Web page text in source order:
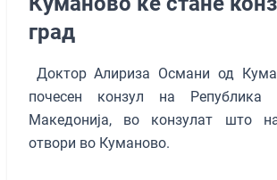
град
Доктор Алириза Османи од
почесен конзул на Република
Македонија, во конзулат што
отвори во Куманово.